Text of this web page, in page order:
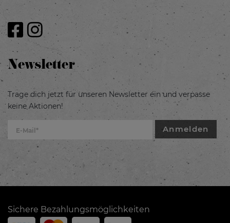
Newsletter
Trage dich jetzt für unseren Newsletter ein und verpasse
keine Aktionen!
Anmelden
Sichere Bezahlungsmöglichkeiten